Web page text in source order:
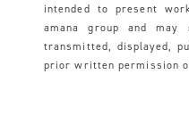
intended to present
amana group and may
transmitted, displayed,
prior written permission